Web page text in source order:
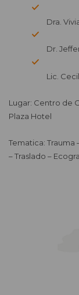
Dra.
Dr.
Lic.
Lugar: Centro de
Plaza Hotel
Tematica: Trauma
– Traslado –